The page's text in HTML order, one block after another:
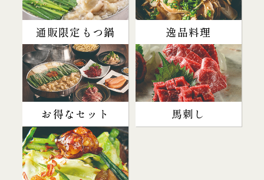
通販限定もつ鍋 逸品料理
お得なセット 馬刺し